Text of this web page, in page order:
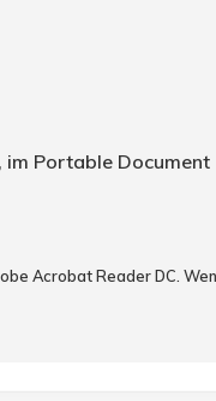
im Portable Document
Acrobat Reader DC.